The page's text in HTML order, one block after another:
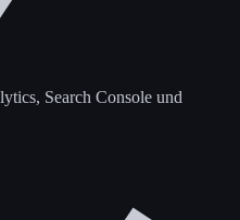
Search Console und